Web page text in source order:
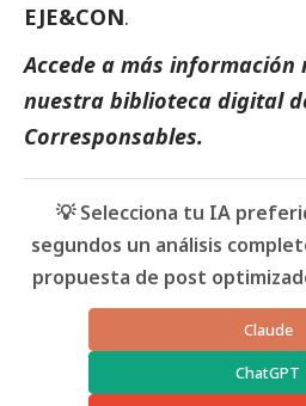
EJE&CON.
Accede a más información
nuestra biblioteca digital
Corresponsables.
💡 Selecciona tu IA
segundos un análisis
propuesta de post
Claude
ChatGPT